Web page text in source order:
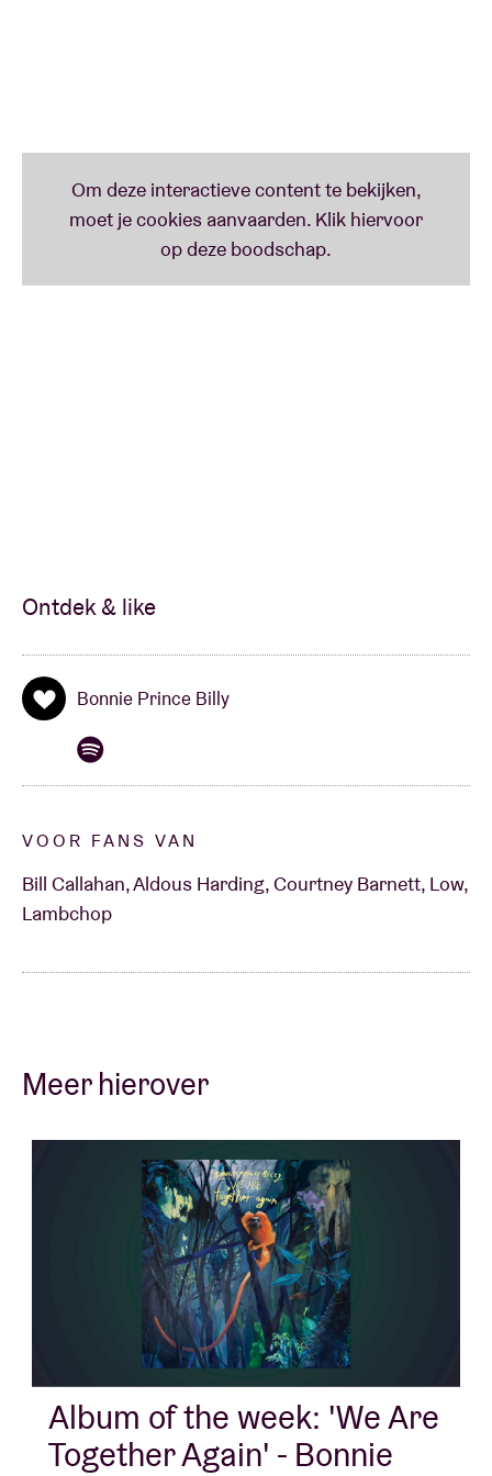
and yet still rich with the oneiric and mysterious
qualities that drew so many listeners to his art.”
Ontdek & like
Bonnie Prince Billy
VOOR FANS VAN
Bill Callahan, Aldous Harding, Courtney Barnett, Low,
Lambchop
Meer hierover
Album of the week: 'We Are
Together Again' - Bonnie